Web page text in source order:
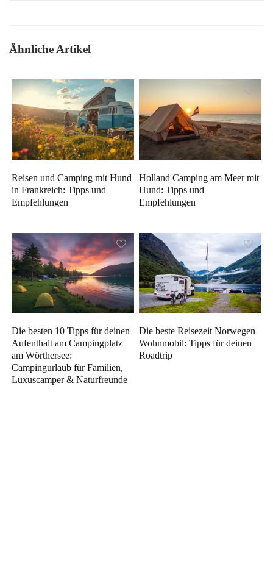
Ähnliche Artikel
Reisen und Camping mit Hund
in Frankreich: Tipps und
Empfehlungen
Holland Camping am Meer mit
Hund: Tipps und
Empfehlungen
Die besten 10 Tipps für deinen
Aufenthalt am Campingplatz
am Wörthersee:
Campingurlaub für Familien,
Luxuscamper & Naturfreunde
Die beste Reisezeit Norwegen
Wohnmobil: Tipps für deinen
Roadtrip